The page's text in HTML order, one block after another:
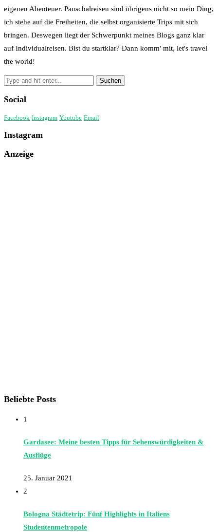
eigenen Abenteuer. Pauschalreisen sind übrigens nicht so mein Ding,
ich stehe auf die Freiheiten, die selbst organisierte Trips mit sich
bringen. Deswegen liegt der Schwerpunkt meines Blogs ganz klar
auf Individualreisen. Bist du startklar? Dann komm' mit, let's travel
the world!
Social
Facebook Instagram Youtube Email
Instagram
Anzeige
Beliebte Posts
1
Gardasee: Meine besten Tipps für Sehenswürdigkeiten &
Ausflüge
25. Januar 2021
2
Bologna Städtetrip: Fünf Highlights in Italiens
Studentenmetropole